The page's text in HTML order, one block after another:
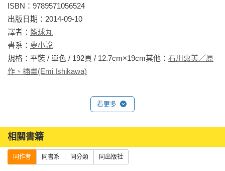
ISBN：9789571056524
出版日期：2014-09-10
譯者： 籃球丸
書系： 夢小說
規格：平裝 / 單色 / 192頁 / 12.7cm×19cm其他： 石川惠美／原
作、插畫(Emi Ishikawa)
看更多
相關書籍
同作者 同書系 同分類 同出版社